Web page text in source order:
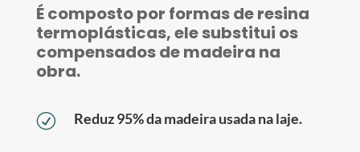
É composto por formas de resina
termoplásticas, ele substitui os
compensados de madeira na
obra.
R Reduz 95% da madeira usada na laje.